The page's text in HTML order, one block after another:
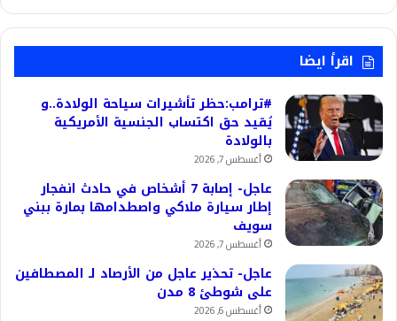
اقرأ ايضا
#ترامب:حظر تأشيرات سياحة الولادة..و
يُقيد حق اكتساب الجنسية الأمريكية
بالولادة
أغسطس 7, 2026
عاجل- إصابة 7 أشخاص في حادث انفجار
إطار سيارة ملاكي واصطدامها بمارة ببني
سويف
أغسطس 7, 2026
عاجل- تحذير عاجل من الأرصاد لـ المصطافين
على شوطئ 8 مدن
أغسطس 6, 2026